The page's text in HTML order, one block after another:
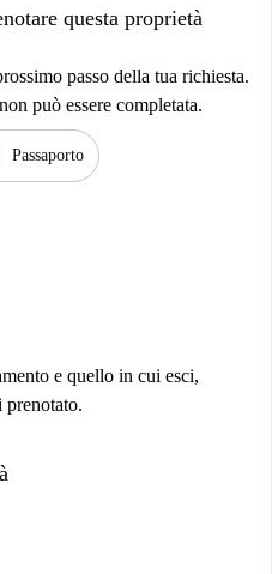
questa proprietà
passo della tua richiesta.
può essere completata.
Passaporto
e quello in cui esci,
prenotato.